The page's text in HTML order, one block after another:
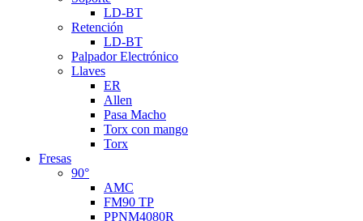
LD-BT
Retención
LD-BT
Palpador Electrónico
Llaves
ER
Allen
Pasa Macho
Torx con mango
Torx
Fresas
90°
AMC
FM90 TP
PPNM4080R